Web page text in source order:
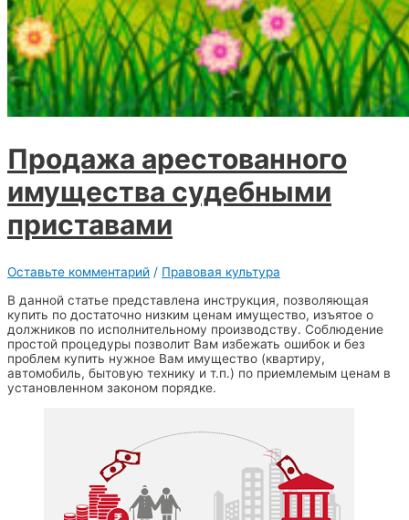
Продажа арестованного
имущества судебными
приставами
Оставьте комментарий / Правовая культура
В данной статье представлена инструкция, позволяющая
купить по достаточно низким ценам имущество, изъятое о
должников по исполнительному производству. Соблюдение
простой процедуры позволит Вам избежать ошибок и без
проблем купить нужное Вам имущество (квартиру,
автомобиль, бытовую технику и т.п.) по приемлемым ценам в
установленном законом порядке.